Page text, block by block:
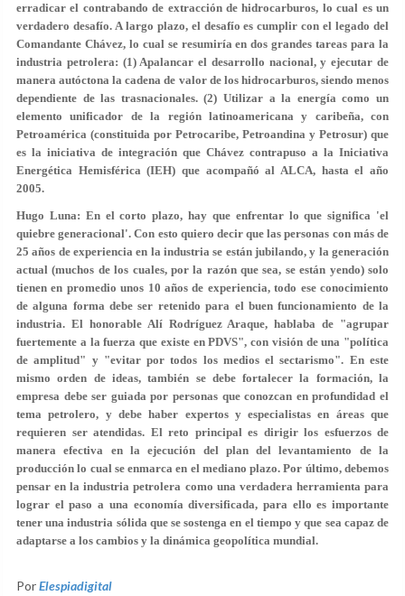
erradicar el contrabando de extracción de hidrocarburos, lo cual es un
verdadero desafío. A largo plazo, el desafío es cumplir con el legado del
Comandante Chávez, lo cual se resumiría en dos grandes tareas para la
industria petrolera: (1) Apalancar el desarrollo nacional, y ejecutar de
manera autóctona la cadena de valor de los hidrocarburos, siendo menos
dependiente de las trasnacionales. (2) Utilizar a la energía como un
elemento unificador de la región latinoamericana y caribeña, con
Petroamérica (constituida por Petrocaribe, Petroandina y Petrosur) que
es la iniciativa de integración que Chávez contrapuso a la Iniciativa
Energética Hemisférica (IEH) que acompañó al ALCA, hasta el año
2005.
Hugo Luna: En el corto plazo, hay que enfrentar lo que significa 'el
quiebre generacional'. Con esto quiero decir que las personas con más de
25 años de experiencia en la industria se están jubilando, y la generación
actual (muchos de los cuales, por la razón que sea, se están yendo) solo
tienen en promedio unos 10 años de experiencia, todo ese conocimiento
de alguna forma debe ser retenido para el buen funcionamiento de la
industria. El honorable Alí Rodríguez Araque, hablaba de "agrupar
fuertemente a la fuerza que existe en PDVS", con visión de una "política
de amplitud" y "evitar por todos los medios el sectarismo". En este
mismo orden de ideas, también se debe fortalecer la formación, la
empresa debe ser guiada por personas que conozcan en profundidad el
tema petrolero, y debe haber expertos y especialistas en áreas que
requieren ser atendidas. El reto principal es dirigir los esfuerzos de
manera efectiva en la ejecución del plan del levantamiento de la
producción lo cual se enmarca en el mediano plazo. Por último, debemos
pensar en la industria petrolera como una verdadera herramienta para
lograr el paso a una economía diversificada, para ello es importante
tener una industria sólida que se sostenga en el tiempo y que sea capaz de
adaptarse a los cambios y la dinámica geopolítica mundial.
PorElespiadigital